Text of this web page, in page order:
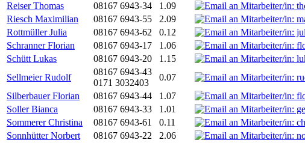
Reiser Thomas
08167 6943-34 1.09
Riesch Maximilian
08167 6943-55 2.09
Rottmüller Julia
08167 6943-62 0.12
Schranner Florian
08167 6943-17 1.06
Schütt Lukas
08167 6943-20 1.15
Sellmeier Rudolf
08167 6943-43
0171 3032403
0.07
Silberbauer Florian
08167 6943-44 1.07
Soller Bianca
08167 6943-33 1.01
Sommerer Christina
08167 6943-61 0.11
Sonnhütter Norbert
08167 6943-22 2.06